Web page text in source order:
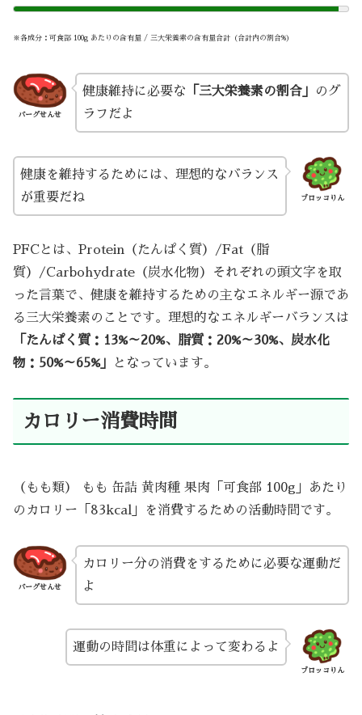
※各成分：可食部 100g あたりの含有量 / 三大栄養素の含有量合計（合計内の割合%）
バーグせんせ
健康維持に必要な 「三大栄養素の割合」
のグ
ラフだよ
ブロッコりん
健康を維持するためには、理想的なバランス
が重要だね
PFCとは、Protein（たんぱく質）/Fat（脂
質）/Carbohydrate（炭水化物）それぞれの頭文字を取
った言葉で、健康を維持するための主なエネルギー源であ
る三大栄養素のことです。理想的なエネルギーバランスは
「たんぱく質：13%～20%、脂質：20%～30%、炭水化
物：50%～65%」
となっています。
カロリー消費時間
（もも類） もも 缶詰 黄肉種 果肉「可食部 100g」あたり
のカロリー「83kcal」を消費するための活動時間です。
バーグせんせ
カロリー分の消費をするために必要な運動だ
よ
ブロッコりん
運動の時間は体重によって変わるよ